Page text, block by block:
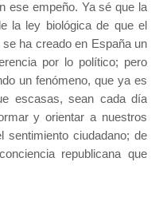
ese empeño. Ya sé que la
la ley biológica de que el
ha creado en España un
por lo político; pero
un fenómeno, que ya es
escasas, sean cada día
y orientar a nuestros
sentimiento ciudadano; de
republicana que